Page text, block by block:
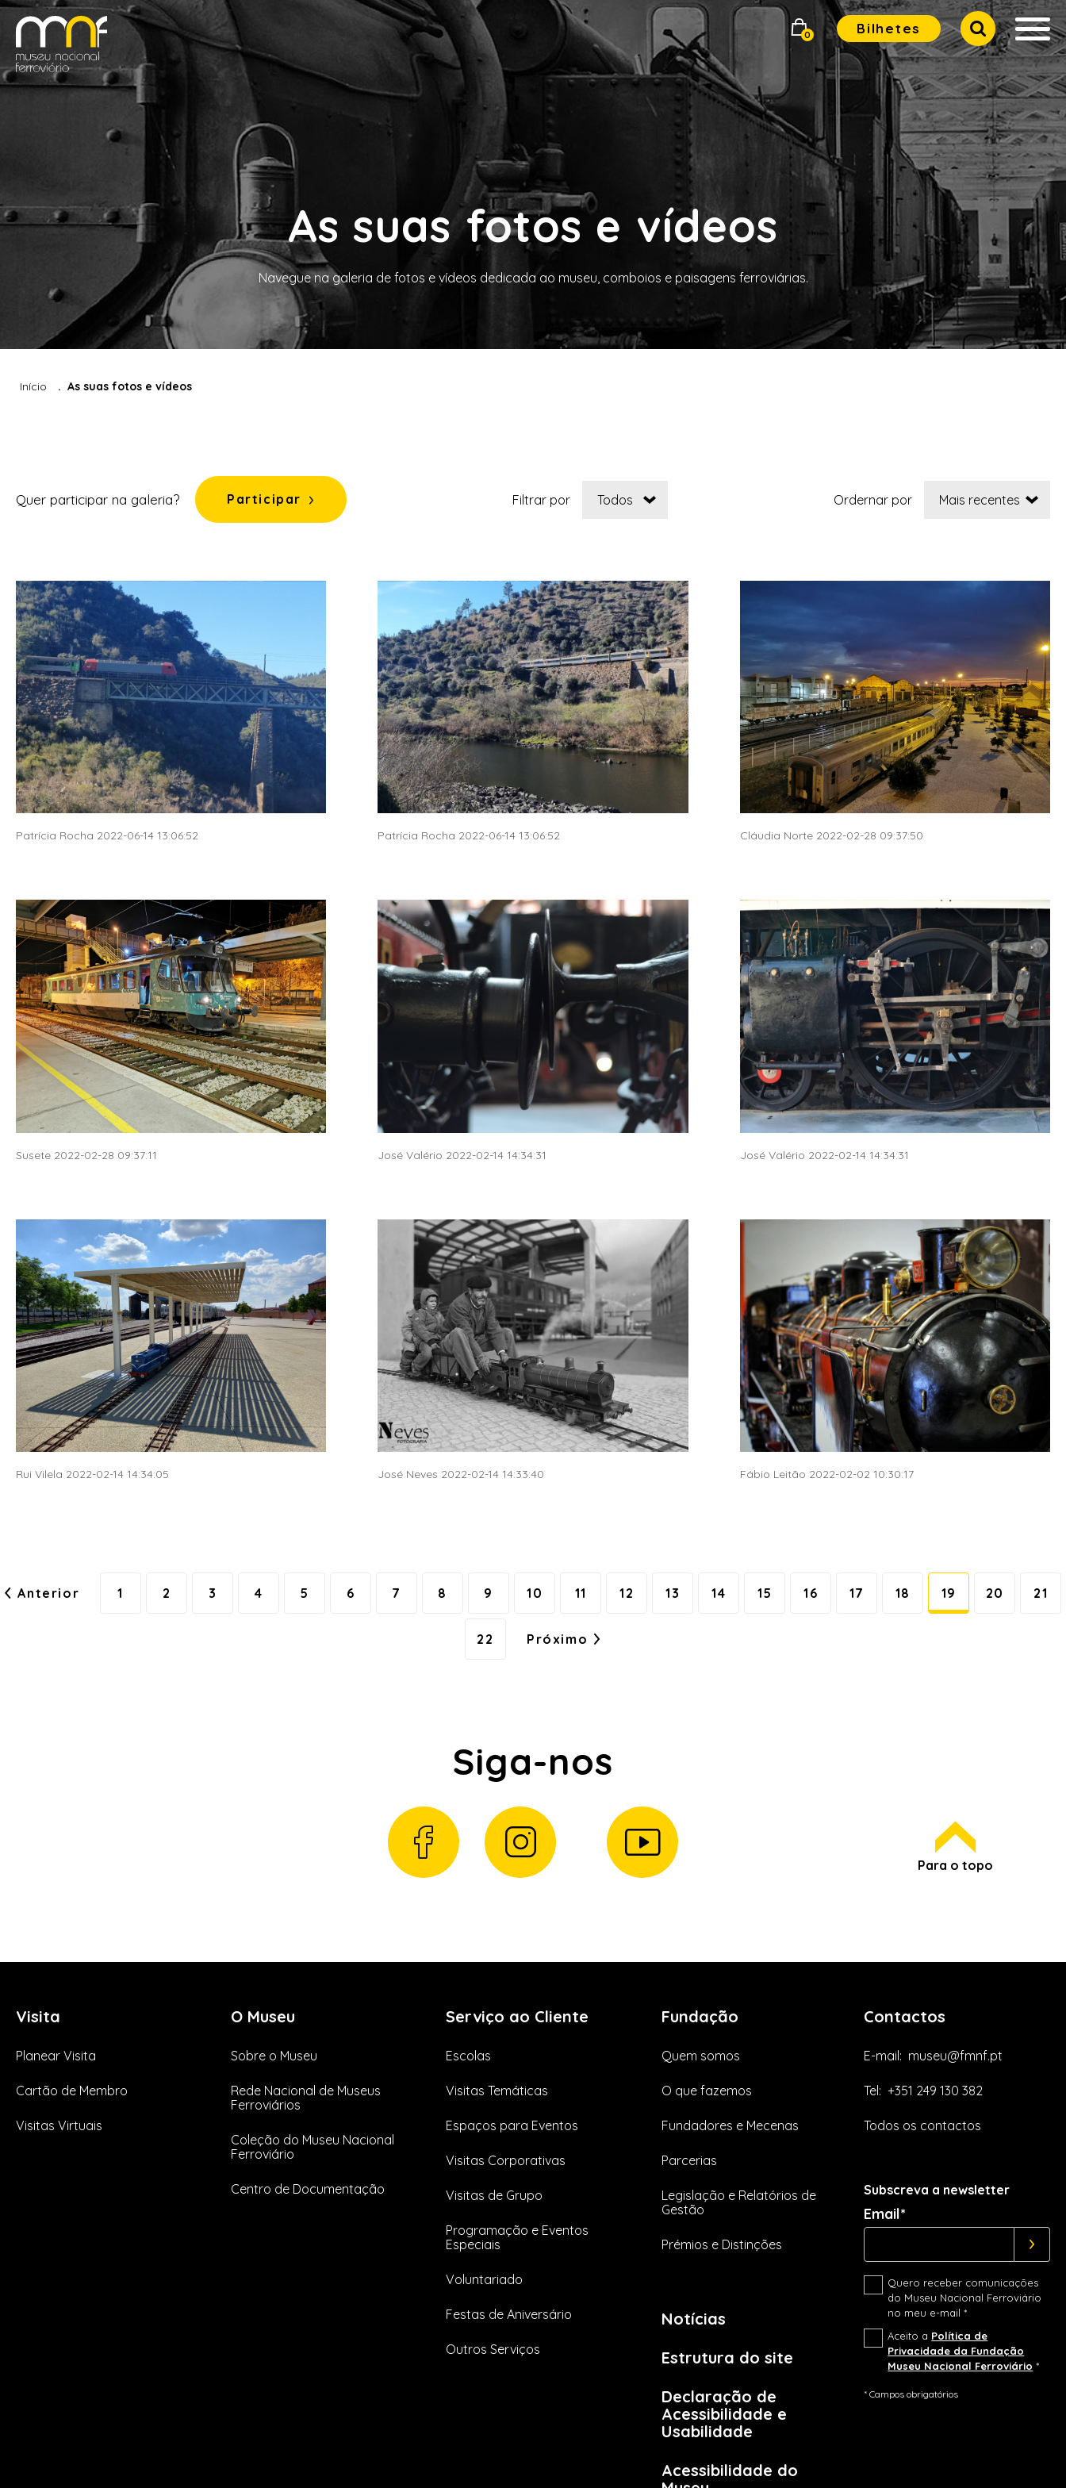
0 Bilhetes
As suas fotos e vídeos
Navegue na galeria de fotos e vídeos dedicada ao museu, comboios e paisagens ferroviárias.
Início As suas fotos e vídeos
Quer participar na galeria? Participar Filtrar por Ordernar por
Patrícia Rocha 2022-06-14 13:06:52 Patrícia Rocha 2022-06-14 13:06:52 Cláudia Norte 2022-02-28 09:37:50
Susete 2022-02-28 09:37:11 José Valério 2022-02-14 14:34:31 José Valério 2022-02-14 14:34:31
Rui Vilela 2022-02-14 14:34:05 José Neves 2022-02-14 14:33:40 Fábio Leitão 2022-02-02 10:30:17
Anterior 1 2 3 4 5 6 7 8 9 10 11 12 13 14 15 16 17 18 19 20 21
22 Próximo
Siga-nos
Para o topo
Visita
Planear Visita
Cartão de Membro
Visitas Virtuais
O Museu
Sobre o Museu
Rede Nacional de Museus
Ferroviários
Coleção do Museu Nacional
Ferroviário
Centro de Documentação
Serviço ao Cliente
Escolas
Visitas Temáticas
Espaços para Eventos
Visitas Corporativas
Visitas de Grupo
Programação e Eventos
Especiais
Voluntariado
Festas de Aniversário
Outros Serviços
Fundação
Quem somos
O que fazemos
Fundadores e Mecenas
Parcerias
Legislação e Relatórios de
Gestão
Prémios e Distinções
Notícias
Estrutura do site
Declaração de
Acessibilidade e
Usabilidade
Acessibilidade do
Contactos
E-mail: museu@fmnf.pt
Tel: +351 249 130 382
Todos os contactos
Subscreva a newsletter
Email*
Quero receber comunicações
do Museu Nacional Ferroviário
no meu e-mail *
Aceito a Política de
Privacidade da Fundação
Museu Nacional Ferroviário *
* Campos obrigatórios